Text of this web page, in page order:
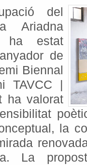
del
Ariadna
ha estat
de
Biennal
TAVCC |
ha valorat
la
La